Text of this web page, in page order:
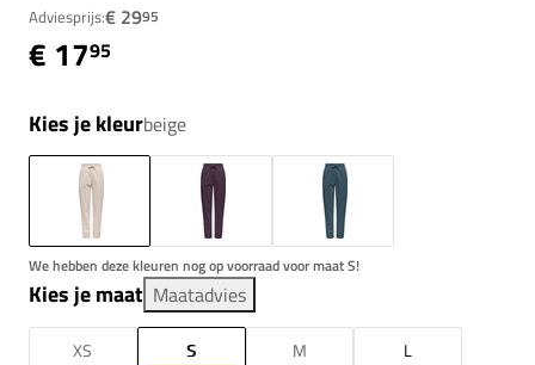
Adviesprijs:€ 2995
€ 1795
Kies je kleurbeige
We hebben deze kleuren nog op voorraad voor maat S!
Kies je maat Maatadvies
XS S M
L